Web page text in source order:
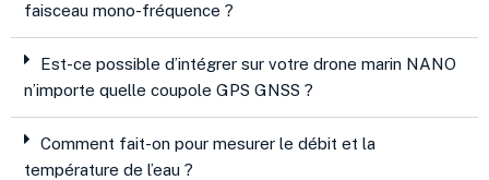
faisceau mono-fréquence ?
Est-ce possible d’intégrer sur votre drone marin NANO
n’importe quelle coupole GPS GNSS ?
Comment fait-on pour mesurer le débit et la
température de l’eau ?